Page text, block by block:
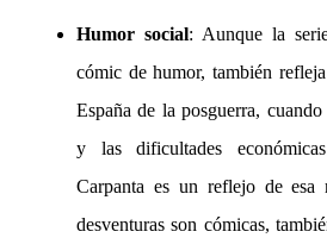
Humor social: Aunque la
cómic de humor, también
España de la posguerra,
y las dificultades
Carpanta es un reflejo de esa
desventuras son cómicas,